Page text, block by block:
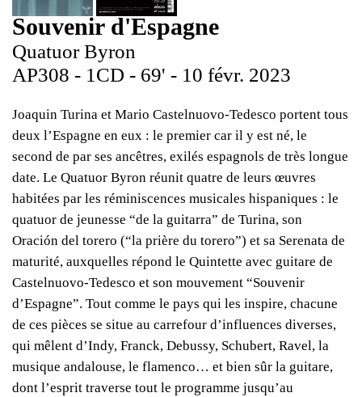
Souvenir d'Espagne
Quatuor Byron
AP308 - 1CD - 69' - 10 févr. 2023
Joaquin Turina et Mario Castelnuovo-Tedesco portent tous
deux l’Espagne en eux : le premier car il y est né, le
second de par ses ancêtres, exilés espagnols de très longue
date. Le Quatuor Byron réunit quatre de leurs œuvres
habitées par les réminiscences musicales hispaniques : le
quatuor de jeunesse “de la guitarra” de Turina, son
Oración del torero (“la prière du torero”) et sa Serenata de
maturité, auxquelles répond le Quintette avec guitare de
Castelnuovo-Tedesco et son mouvement “Souvenir
d’Espagne”. Tout comme le pays qui les inspire, chacune
de ces pièces se situe au carrefour d’influences diverses,
qui mêlent d’Indy, Franck, Debussy, Schubert, Ravel, la
musique andalouse, le flamenco… et bien sûr la guitare,
dont l’esprit traverse tout le programme jusqu’au